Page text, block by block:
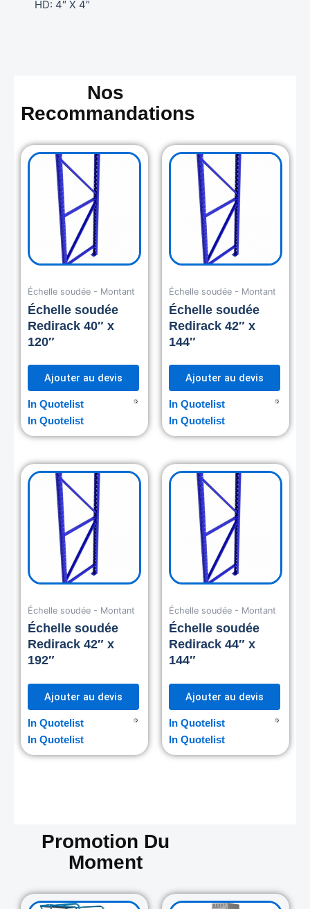
HD: 4″ X 4″
Nos
Recommandations
Échelle soudée - Montant
Échelle soudée
Redirack 40″ x
120″
Ajouter au devis
In Quotelist
In Quotelist
Échelle soudée - Montant
Échelle soudée
Redirack 42″ x
144″
Ajouter au devis
In Quotelist
In Quotelist
Échelle soudée - Montant
Échelle soudée
Redirack 42″ x
192″
Ajouter au devis
In Quotelist
In Quotelist
Échelle soudée - Montant
Échelle soudée
Redirack 44″ x
144″
Ajouter au devis
In Quotelist
In Quotelist
Promotion Du
Moment
OriginalCurrent
Original